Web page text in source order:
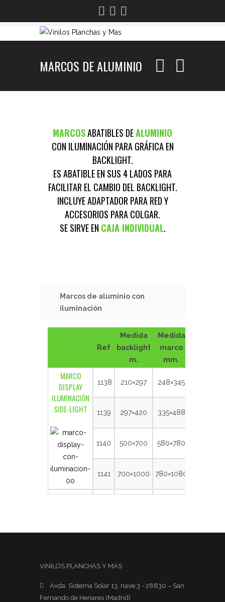
MARCOS DE ALUMINIO
MARCOSABATIBLES DEALUMINIO
CON ILUMINACIÓN PARA GRÁFICA EN
BACKLIGHT.
ES ABATIBLE EN SUS 4 LADOS PARA
FACILITAR EL CAMBIO DEL BACKLIGHT.
INCLUYE ADAPTADOR PARA RED Y
ACCESORIOS PARA COLGAR.
SE SIRVE EN CAJA INDIVIDUAL.
Marcos de aluminio con
iluminación
Ref
Medida
backlight
m.
Medida
marco
mm.
MARCO
DISPLAY
ILUMINACIÓN
SIDE-LIGHT
1138 210×297 248×345
1139 297×420 335×488
1140 500×700 580×780
1141 700×1000 780×1080
VINILOS PLANCHAS Y MÁS
Avda. Sistema Solar 13, nave 3 - 28830 – San
Fernando de Henares (Madrid)